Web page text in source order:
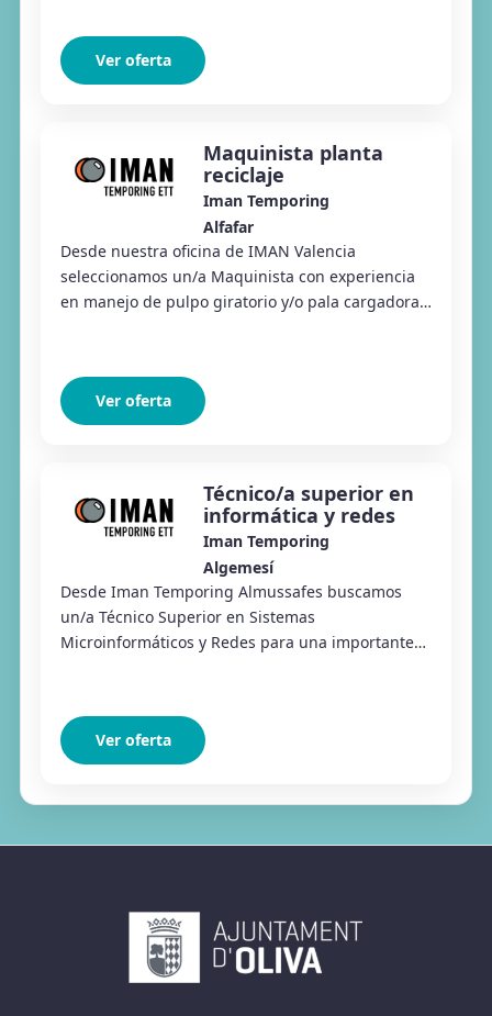
Ver oferta
Maquinista planta
reciclaje
Iman Temporing
Alfafar
Desde nuestra oficina de IMAN Valencia
seleccionamos un/a Maquinista con experiencia
en manejo de pulpo giratorio y/o pala cargadora,
Ver oferta
Técnico/a superior en
informática y redes
Iman Temporing
Algemesí
Desde Iman Temporing Almussafes buscamos
un/a Técnico Superior en Sistemas
Microinformáticos y Redes para una importante
Ver oferta